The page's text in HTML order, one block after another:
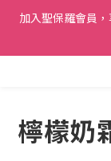
加入聖保羅會員
檸檬奶